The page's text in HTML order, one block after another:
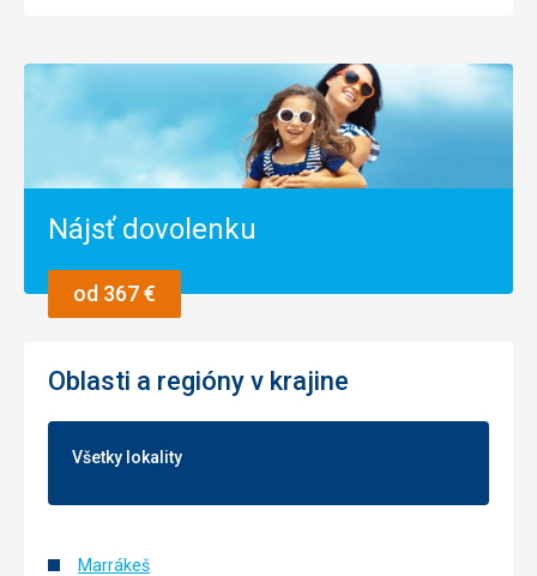
Nájsť dovolenku
od 367 €
Oblasti a regióny v krajine
Všetky lokality
Marrákeš